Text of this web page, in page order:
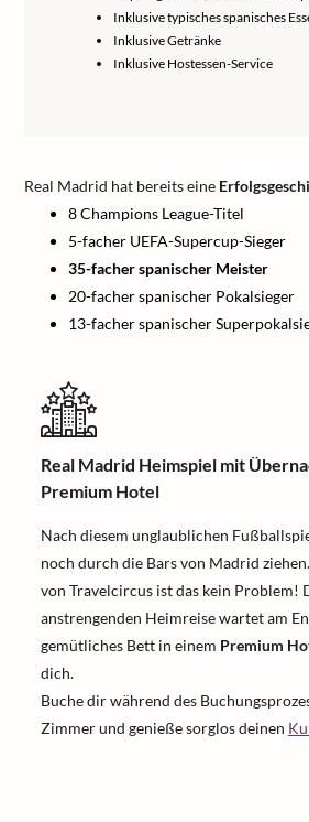
Inklusive typisches spanisches
Inklusive Getränke
Inklusive Hostessen-Service
Real Madrid hat bereits eine
8 Champions League-Titel
5-facher UEFA-Supercup-Sieger
35-facher spanischer Meister
20-facher spanischer Pokalsieger
13-facher spanischer
Real Madrid Heimspiel mit
Premium Hotel
Nach diesem unglaublichen
noch durch die Bars von Madrid
von Travelcircus ist das kein Problem!
anstrengenden Heimreise wartet am
gemütliches Bett in einem Premium
dich.
Buche dir während des
Zimmer und genieße sorglos deinen